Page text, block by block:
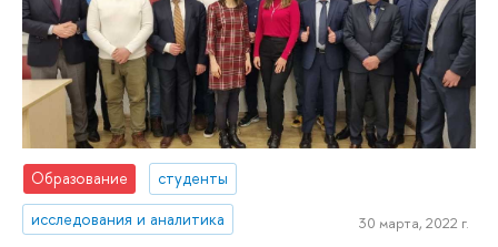
Образование
студенты
исследования и аналитика
30 марта, 2022 г.